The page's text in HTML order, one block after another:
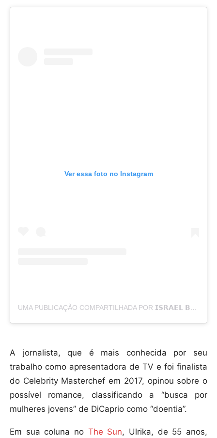
Ver essa foto no Instagram
UMA PUBLICAÇÃO COMPARTILHADA POR 𝗜𝗦𝗥𝗔𝗘𝗟 𝗕𝗜𝗗𝗨𝗥 ★ ישראל בידור (@ISRAEL_BIDUR)
A jornalista, que é mais conhecida por seu
trabalho como apresentadora de TV e foi finalista
do Celebrity Masterchef em 2017, opinou sobre o
possível romance, classificando a “busca por
mulheres jovens” de DiCaprio como “doentia”.
Em sua coluna no The Sun, Ulrika, de 55 anos,